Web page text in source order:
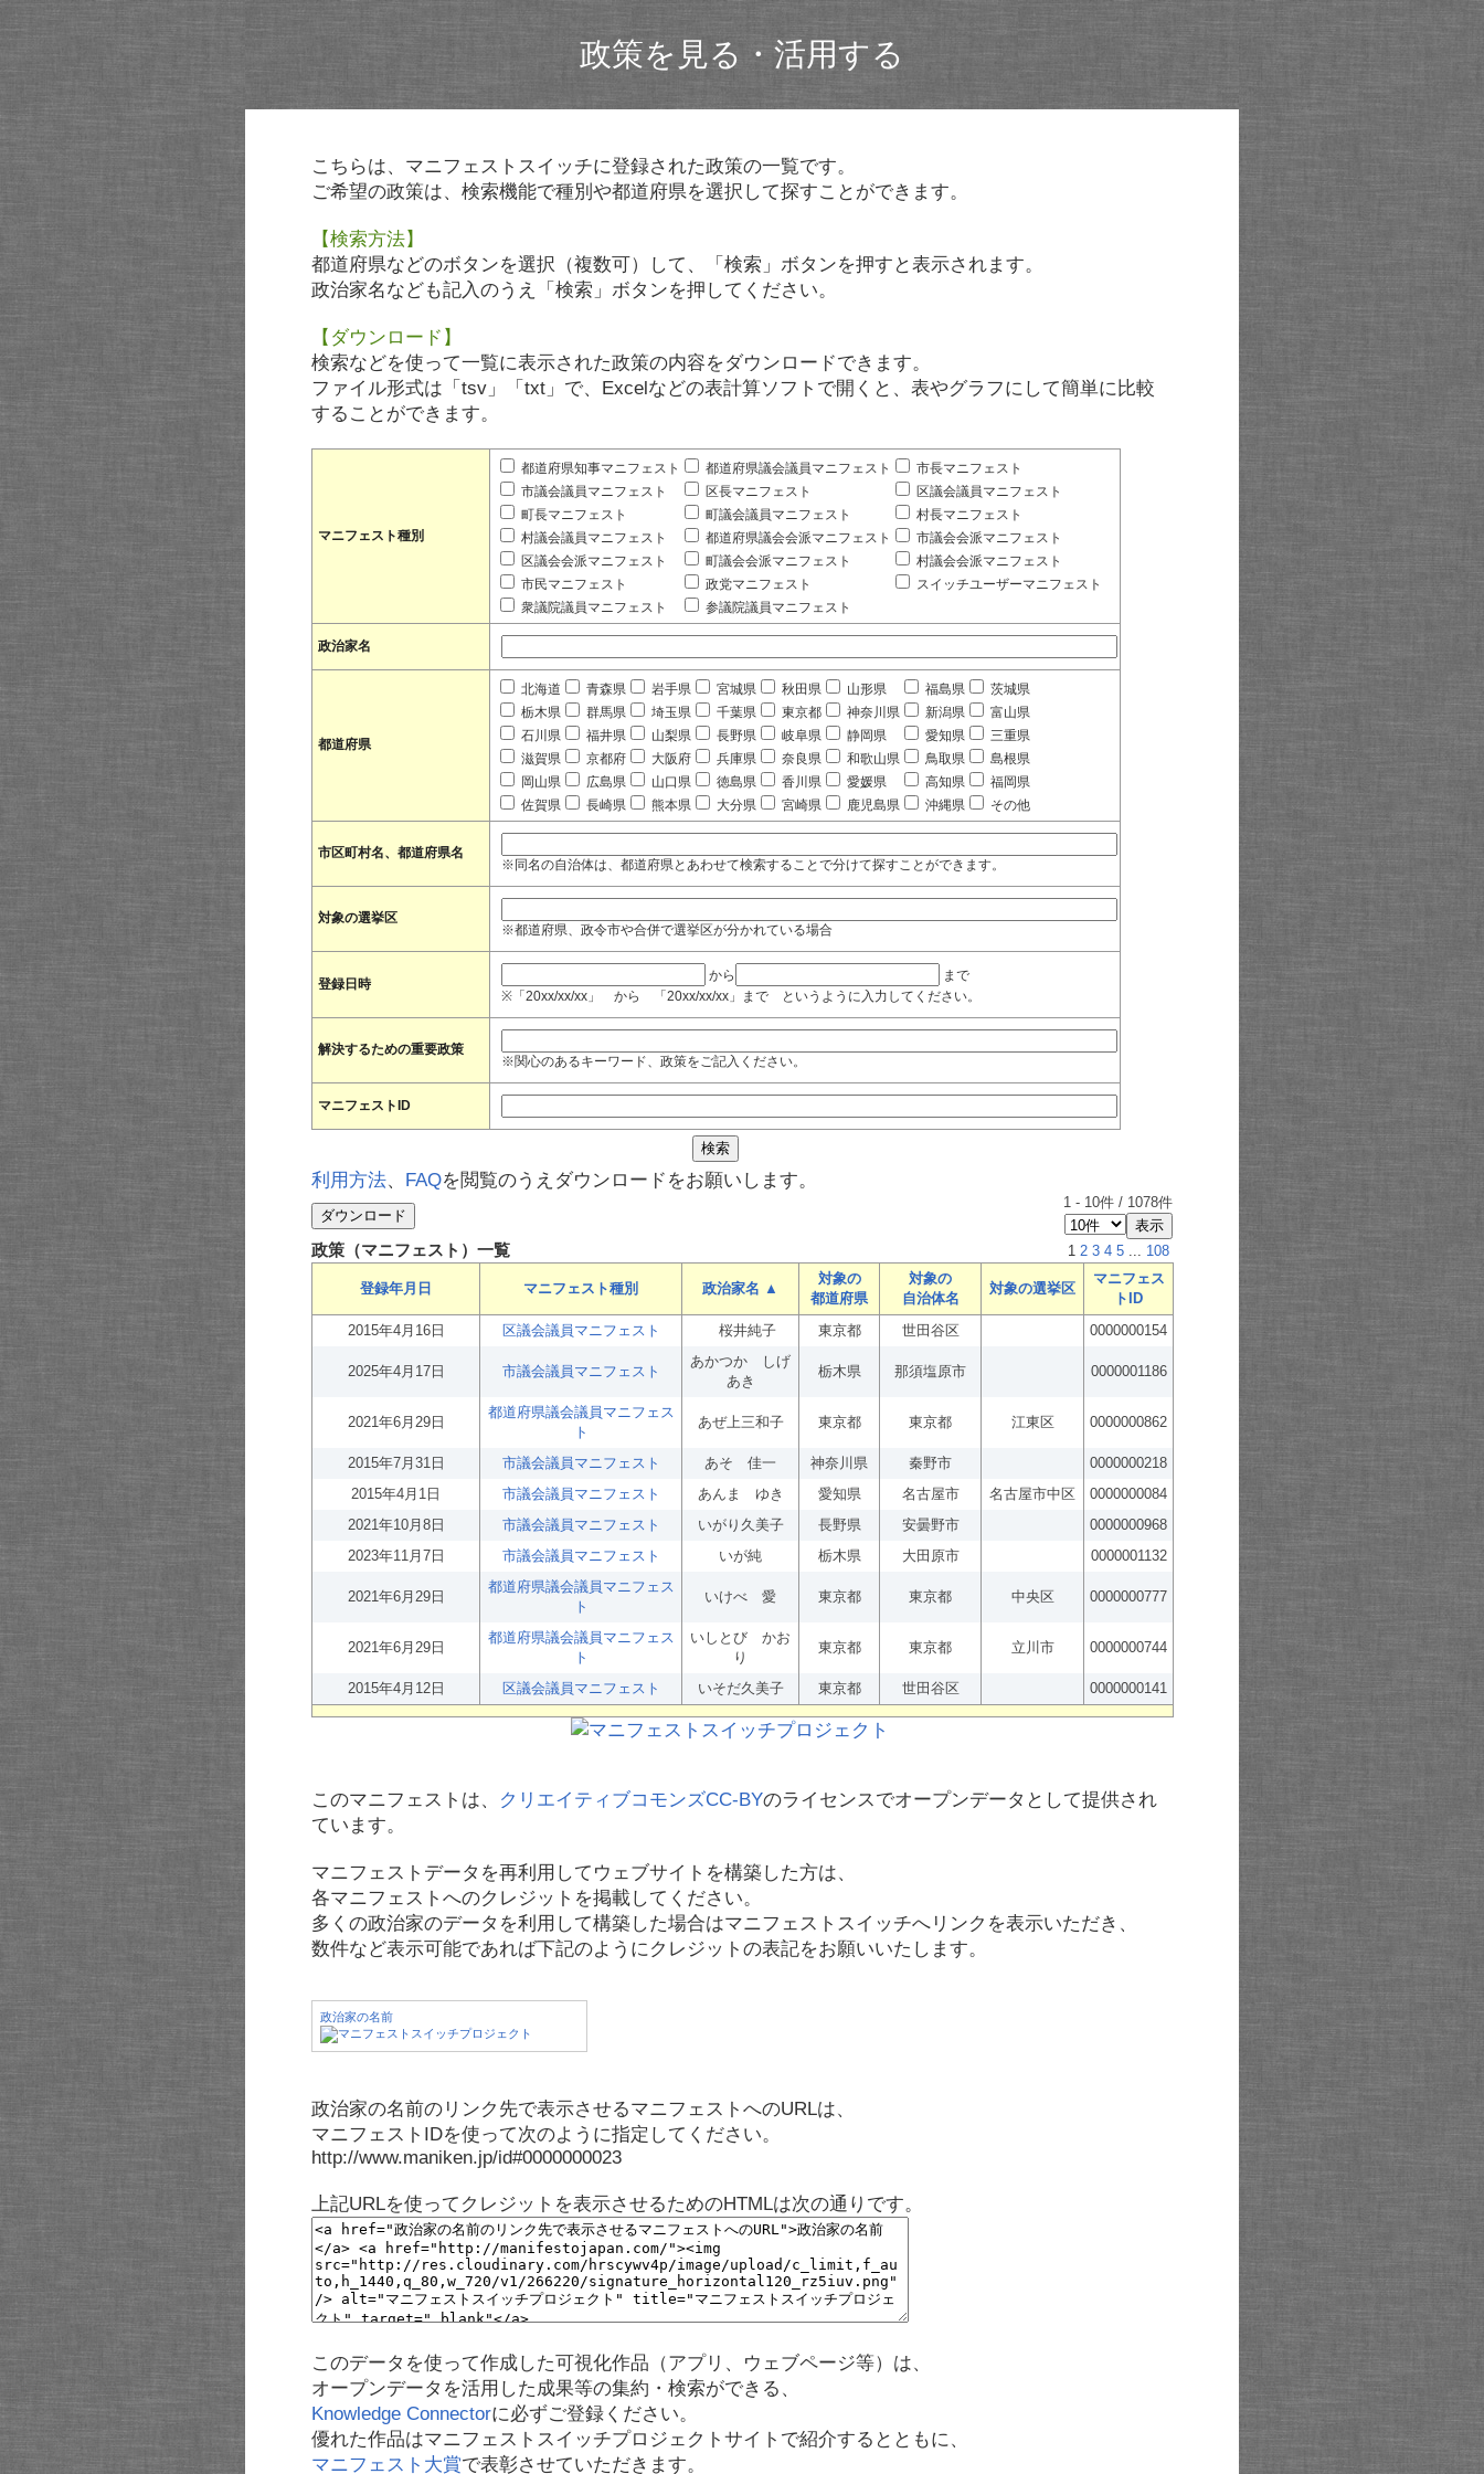
政策を見る・活用する
こちらは、マニフェストスイッチに登録された政策の一覧です。
ご希望の政策は、検索機能で種別や都道府県を選択して探すことができます。
【検索方法】
都道府県などのボタンを選択（複数可）して、「検索」ボタンを押すと表示されます。
政治家名なども記入のうえ「検索」ボタンを押してください。
【ダウンロード】
検索などを使って一覧に表示された政策の内容をダウンロードできます。
ファイル形式は「tsv」「txt」で、Excelなどの表計算ソフトで開くと、表やグラフにして簡単に比較
することができます。
マニフェスト種別
都道府県知事マニフェスト 都道府県議会議員マニフェスト
市長マニフェスト
市議会議員マニフェスト
区長マニフェスト
区議会議員マニフェスト
町長マニフェスト
町議会議員マニフェスト
村長マニフェスト
村議会議員マニフェスト
都道府県議会会派マニフェスト
市議会会派マニフェスト
区議会会派マニフェスト
町議会会派マニフェスト
村議会会派マニフェスト
市民マニフェスト
政党マニフェスト
スイッチユーザーマニフェスト
衆議院議員マニフェスト
参議院議員マニフェスト
政治家名
都道府県
北海道 青森県 岩手県 宮城県 秋田県 山形県 福島県
茨城県
栃木県
群馬県 埼玉県 千葉県 東京都 神奈川県 新潟県
富山県
石川県
福井県 山梨県 長野県 岐阜県 静岡県 愛知県
三重県
滋賀県
京都府 大阪府 兵庫県 奈良県 和歌山県 鳥取県
島根県
岡山県
広島県 山口県 徳島県 香川県 愛媛県 高知県
福岡県
佐賀県
長崎県 熊本県 大分県 宮崎県 鹿児島県 沖縄県 その他
市区町村名、都道府県名
※同名の自治体は、都道府県とあわせて検索することで分けて探すことができます。
対象の選挙区
※都道府県、政令市や合併で選挙区が分かれている場合
登録日時
から
まで
※「20xx/xx/xx」 から 「20xx/xx/xx」まで というように入力してください。
解決するための重要政策
※関心のあるキーワード、政策をご記入ください。
マニフェストID
利用方法、 FAQを閲覧のうえダウンロードをお願いします。
1 - 10件 / 1078件
政策（マニフェスト）一覧 1 2 3 4 5 ... 108
登録年月日 マニフェスト種別 政治家名 ▲
対象の
都道府県
対象の
自治体名
対象の選挙区
マニフェス
トID
2015年4月16日
区議会議員マニフェスト 桜井純子 東京都 世田谷区 0000000154
2025年4月17日 市議会議員マニフェスト
あかつか しげ
あき
栃木県 那須塩原市 0000001186
2021年6月29日
都道府県議会議員マニフェス
ト
あぜ上三和子 東京都 東京都 江東区 0000000862
2015年7月31日 市議会議員マニフェスト あそ 佳一 神奈川県 秦野市
0000000218
2015年4月1日
市議会議員マニフェスト あんま ゆき 愛知県 名古屋市 名古屋市中区
0000000084
2021年10月8日
市議会議員マニフェスト いがり久美子 長野県 安曇野市
0000000968
2023年11月7日
市議会議員マニフェスト いが純 栃木県 大田原市 0000001132
2021年6月29日
都道府県議会議員マニフェス
ト
いけべ 愛 東京都 東京都 中央区 0000000777
2021年6月29日
都道府県議会議員マニフェス
ト
いしとび かお
り
東京都 東京都 立川市 0000000744
2015年4月12日 区議会議員マニフェスト いそだ久美子 東京都 世田谷区 0000000141
このマニフェストは、 クリエイティブコモンズCC-BYのライセンスでオープンデータとして提供され
ています。
マニフェストデータを再利用してウェブサイトを構築した方は、
各マニフェストへのクレジットを掲載してください。
多くの政治家のデータを利用して構築した場合はマニフェストスイッチへリンクを表示いただき、
数件など表示可能であれば下記のようにクレジットの表記をお願いいたします。
政治家の名前
政治家の名前のリンク先で表示させるマニフェストへのURLは、
マニフェストIDを使って次のように指定してください。
http://www.maniken.jp/id#0000000023
上記URLを使ってクレジットを表示させるためのHTMLは次の通りです。
このデータを使って作成した可視化作品（アプリ、ウェブページ等）は、
オープンデータを活用した成果等の集約・検索ができる、
Knowledge Connectorに必ずご登録ください。
優れた作品はマニフェストスイッチプロジェクトサイトで紹介するとともに、
マニフェスト大賞で表彰させていただきます。